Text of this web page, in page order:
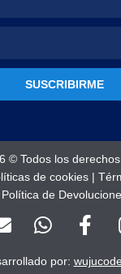
SUSCRIBIRME
© Todos los
de cookies |
Política de
E
n
v
W
h
a
F
a
c
por: